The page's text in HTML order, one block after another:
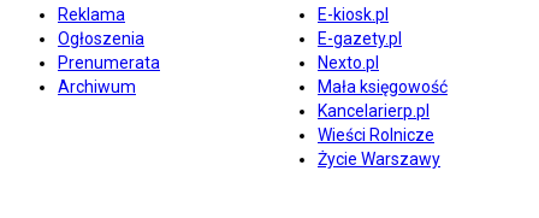
Reklama
Ogłoszenia
Prenumerata
Archiwum
E-kiosk.pl
E-gazety.pl
Nexto.pl
Mała księgowość
Kancelarierp.pl
Wieści Rolnicze
Życie Warszawy